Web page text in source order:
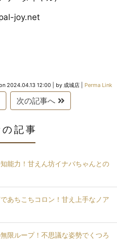
joy.net
2024.04.13 12:00 by 成城店 Perma Link
次の記事へ
記事
能力！甘えん坊イナバちゃんとの
あちこちコロン！甘え上手なノア
限ループ！不思議な姿勢でくつろ